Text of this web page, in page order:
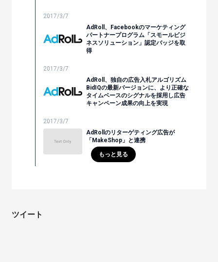
2017/3/7
AdRoll、Facebookのマーケティング
パートナープログラム「スモールビジ
ネスソリューション」認定バッジを取
得
2017/3/7
AdRoll、独自の広告入札アルゴリズム
BidIQの最新バージョンに、より正確な
タイムベースのシグナルを採用し広告
キャンペーン成果の向上を実現
2017/3/7
AdRollのリターゲティング広告が
「MakeShop」と連携
もっと見る
ツイート